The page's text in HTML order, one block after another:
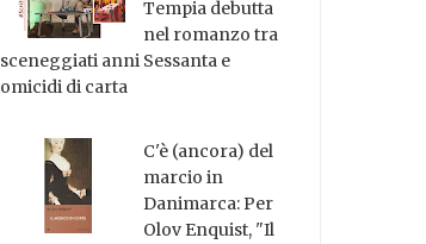
Tempia debutta
nel romanzo tra
sceneggiati anni Sessanta e
omicidi di carta
C'è (ancora) del
marcio in
Danimarca: Per
Olov Enquist, "Il